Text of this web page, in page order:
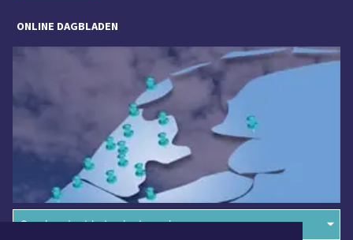
ONLINE DAGBLADEN
Overige dagbladen in de regio